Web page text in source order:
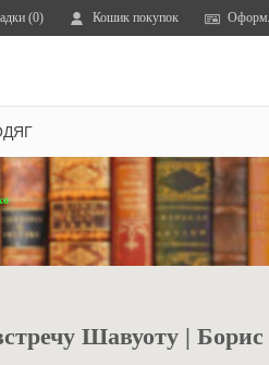
(0) Кошик покупок
Шавуоту | Борис